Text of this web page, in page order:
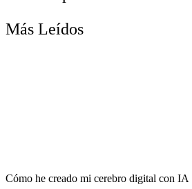
Más Leídos
Cómo he creado mi cerebro digital con IA